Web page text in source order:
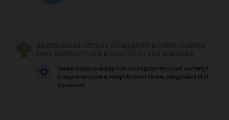
ФЕДЕРАЛЬНАЯ СЛУЖБА ПО НАДЗОРУ В СФЕРЕ ЗАЩИТЫ
ПРАВ ПОТРЕБИТЕЛЕЙ И БЛАГОПОЛУЧИЯ ЧЕЛОВЕКА
Нижегородский научно-исследовательский институт
эпидемиологии и микробиологии им. академика И.Н.
Блохиной